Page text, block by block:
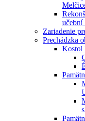
učební
Zariadenie
Prechádzka
Kostol